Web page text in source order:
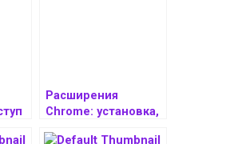
Расширения
Chrome: установка,